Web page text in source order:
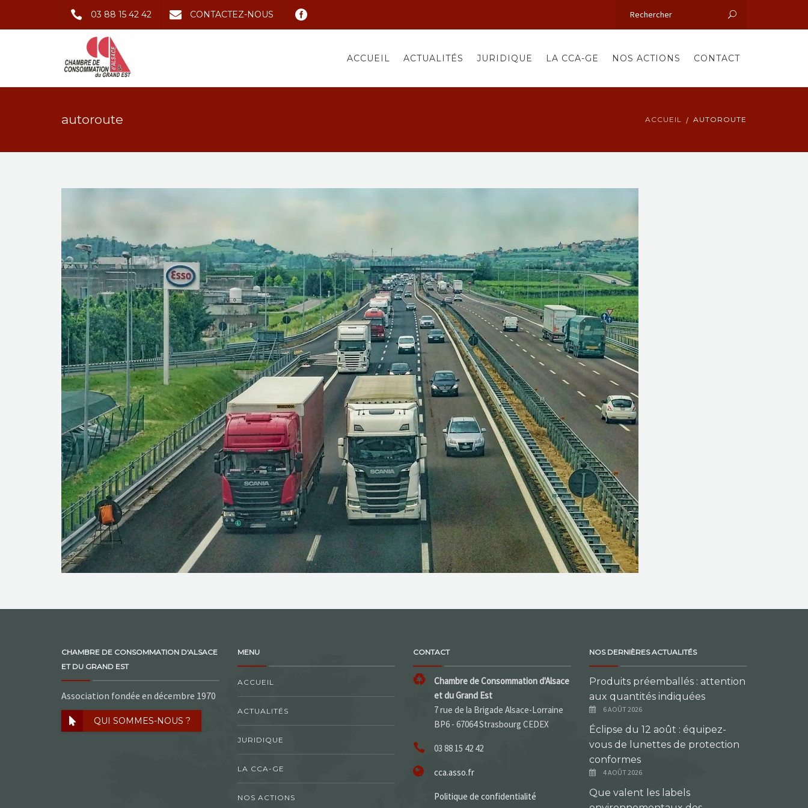
03 88 15 42 42 CONTACTEZ-NOUS
ACCUEIL ACTUALITÉS JURIDIQUE LA CCA-GE NOS ACTIONS CONTACT
autoroute ACCUEIL AUTOROUTE
CHAMBRE DE CONSOMMATION D'ALSACE
ET DU GRAND EST
Association fondée en décembre 1970
QUI SOMMES-NOUS ?
MENU
ACCUEIL
ACTUALITÉS
JURIDIQUE
LA CCA-GE
NOS ACTIONS
CONTACT
Chambre de Consommation d'Alsace
et du Grand Est
7 rue de la Brigade Alsace-Lorraine
BP6 - 67064 Strasbourg CEDEX
03 88 15 42 42
cca.asso.fr
Politique de confidentialité
NOS DERNIÈRES ACTUALITÉS
Produits préemballés : attention
aux quantités indiquées
6 AOÛT 2026
Éclipse du 12 août : équipez-
vous de lunettes de protection
conformes
4 AOÛT 2026
Que valent les labels